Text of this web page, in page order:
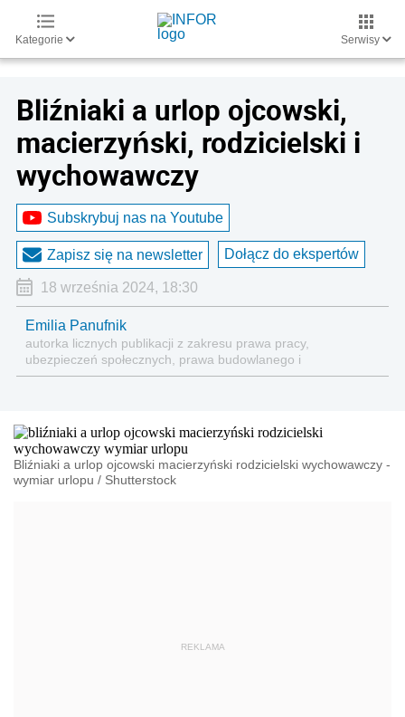
Kategorie Serwisy
Bliźniaki a urlop ojcowski,
macierzyński, rodzicielski i
wychowawczy
Subskrybuj nas na Youtube
Zapisz się na newsletter Dołącz do ekspertów
18 września 2024, 18:30
Emilia Panufnik
autorka licznych publikacji z zakresu prawa pracy,
ubezpieczeń społecznych, prawa budowlanego i
nieruchomości
Bliźniaki a urlop ojcowski macierzyński rodzicielski wychowawczy -
wymiar urlopu / Shutterstock